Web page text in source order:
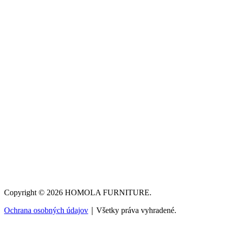
Copyright © 2026 HOMOLA FURNITURE.
Ochrana osobných údajov ｜Všetky práva vyhradené.